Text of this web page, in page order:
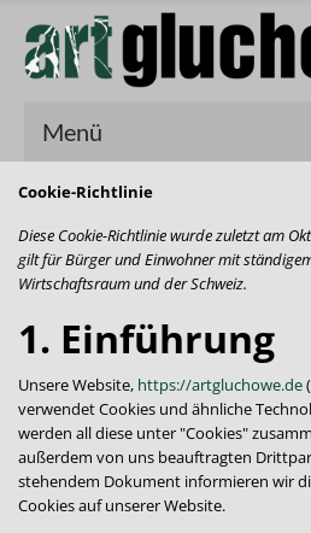
Menü
Cookie-Richtlinie
Diese Cookie-Richtlinie wurde zuletzt am
gilt für Bürger und Einwohner mit
Wirtschaftsraum und der Schweiz.
1. Einführung
Unsere Website, https://artgluchowe.de
verwendet Cookies und ähnliche
werden all diese unter "Cookies"
außerdem von uns beauftragten
stehendem Dokument informieren wir
Cookies auf unserer Website.